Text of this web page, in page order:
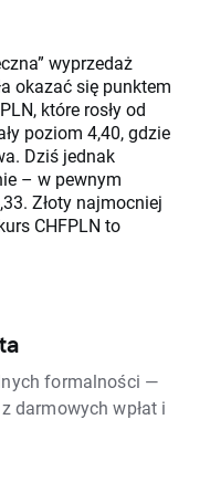
wyprzedaż
okazać się punktem
które rosły od
poziom 4,40, gdzie
Dziś jednak
– w pewnym
Złoty najmocniej
CHFPLN to
formalności —
darmowych wpłat i